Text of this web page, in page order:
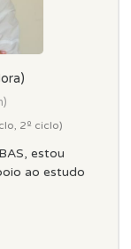
2º ciclo)
estou
ao estudo